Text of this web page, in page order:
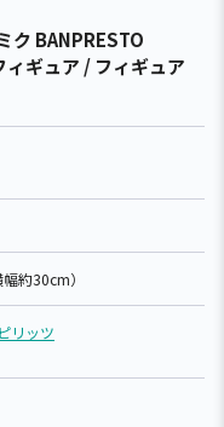
ク BANPRESTO
ギュア / フィギュア
約30cm）
リッツ